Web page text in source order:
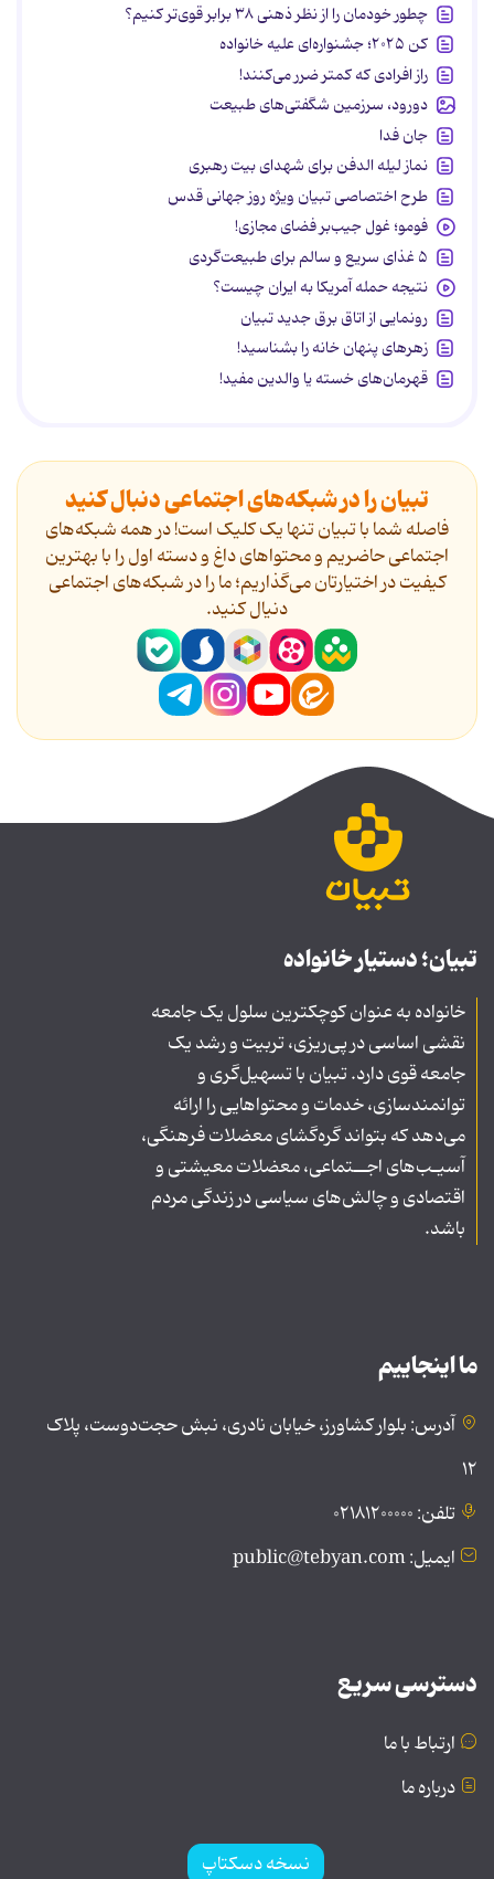
چطور خودمان را از نظر ذهنی ۳۸ برابر قوی‌تر کنیم؟
کن ۲۰۲۵؛ جشنواره‌ای علیه خانواده
راز افرادی که کمتر ضرر می‌کنند!
دورود، سرزمین شگفتی‌های طبیعت
جان فدا
نماز لیله الدفن برای شهدای بیت رهبری
طرح اختصاصی تبیان ویژه روز جهانی قدس
فومو؛ غول جیب‌بر فضای مجازی!
۵ غذای سریع و سالم برای طبیعت‌گردی
نتیجه حمله آمریکا به ایران چیست؟
رونمایی از اتاق برق جدید تبیان
زهرهای پنهان خانه را بشناسید!
قهرمان‌های خسته یا والدین مفید!
تبیان را در شبکه‌های اجتماعی دنبال کنید
فاصله شما با تبیان تنها یک کلیک است! در همه شبکه‌های
اجتماعی حاضریم و محتواهای داغ و دسته اول را با بهترین
کیفیت در اختیارتان می‌گذاریم؛ ما را در شبکه‌های اجتماعی
دنیال کنید.
تبیان؛ دستیار خانواده
خانواده به عنوان کوچکترین سلول یک جامعه
نقشی اساسی در پی‌ریزی، تربیت و رشد یک
جامعه قوی دارد. تبیان با تسهیل‌گری و
توانمندسازی، خدمات و محتواهایی را ارائه
می‌دهد که بتواند گره‌گشای معضلات فرهنگی،
آسیـب‌های اجــتماعی، معضلات معیشتی و
اقتصادی و چالش‌های سیاسی در زندگی مردم
باشد.
ما اینجاییم
آدرس: بلوار کشاورز، خیابان نادری، نبش حجت‌دوست، پلاک
۱۲
تلفن: ۰۲۱۸۱۲۰۰۰۰۰
ایمیل: public@tebyan.com
دسترسی سریع
ارتباط با ما
درباره ما
نسخه دسکتاپ